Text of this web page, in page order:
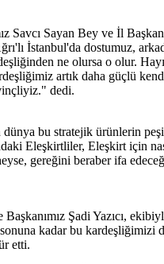
Sayan Bey ve İl
İstanbul'da dostumuz,
ne olursa o olur.
artık daha güçlü
dedi.
dünya bu stratejik ürünlerin
Eleşkirtliler, Eleşkirt için
gereğini beraber ifa
Şadi Yazıcı,
kadar bu kardeşliğimizi
etti.